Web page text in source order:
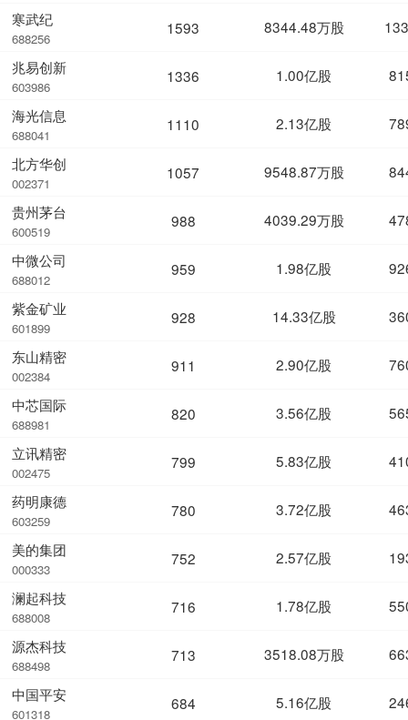
寒武纪
688256
兆易创新
603986
海光信息
688041
北方华创
002371
贵州茅台
600519
中微公司
688012
紫金矿业
601899
东山精密
002384
中芯国际
688981
立讯精密
002475
药明康德
603259
美的集团
000333
澜起科技
688008
源杰科技
688498
中国平安
601318
1593 8344.48万股
1336 1.00亿股
1110 2.13亿股
1057 9548.87万股
988 4039.29万股
959 1.98亿股
928 14.33亿股
911 2.90亿股
820 3.56亿股
799 5.83亿股
780 3.72亿股
752 2.57亿股
716 1.78亿股
713 3518.08万股
684 5.16亿股